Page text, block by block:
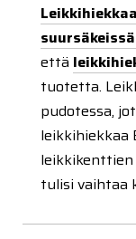
että
tuotetta.
pudotessa,
leikkihiekkaa
leikkikenttien
tulisi vaihtaa